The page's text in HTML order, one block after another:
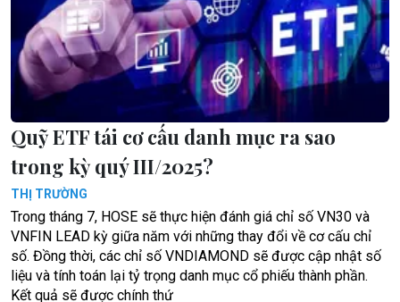
Quỹ ETF tái cơ cấu danh mục ra sao
trong kỳ quý III/2025?
THỊ TRƯỜNG
Trong tháng 7, HOSE sẽ thực hiện đánh giá chỉ số VN30 và
VNFIN LEAD kỳ giữa năm với những thay đổi về cơ cấu chỉ
số. Đồng thời, các chỉ số VNDIAMOND sẽ được cập nhật số
liệu và tính toán lại tỷ trọng danh mục cổ phiếu thành phần.
Kết quả sẽ được chính thứ